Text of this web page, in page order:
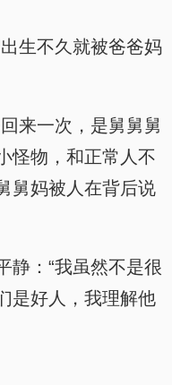
生不久就被爸爸妈
来一次，是舅舅舅
怪物，和正常人不
舅妈被人在背后说
静：“我虽然不是很
好人，我理解他